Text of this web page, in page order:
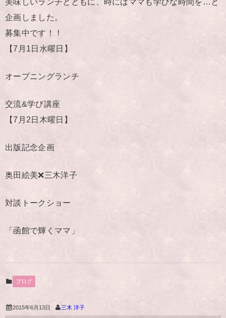
企画しました。
募集中です！！
【7月1日水曜日】
オープニングランチ
交流&学び講座
【7月2日木曜日】
出版記念企画
奥田絵美❌三木洋子
対談トークショー
「函館で輝くママ」
ブログ
2015年6月13日 三木 洋子